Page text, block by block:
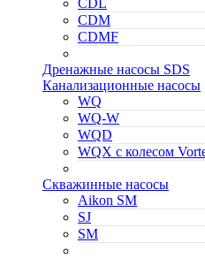
CDL
CDM
CDMF
Дренажные насосы SDS
Канализационные насосы
WQ
WQ-W
WQD
WQX с колесом
Скважинные насосы
Aikon SM
SJ
SM